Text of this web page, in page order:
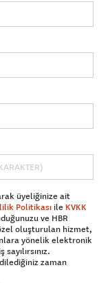
üyeliğinize ait
Politikası ile KVKK
ve HBR
oluşturulan hizmet,
yönelik elektronik
zaman